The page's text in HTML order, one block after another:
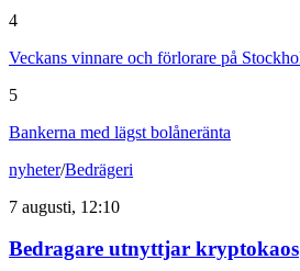
4
Veckans vinnare och förlorare på
5
Bankerna med lägst bolåneränta
nyheter/Bedrägeri
7 augusti, 12:10
Bedragare utnyttjar kryptokaos